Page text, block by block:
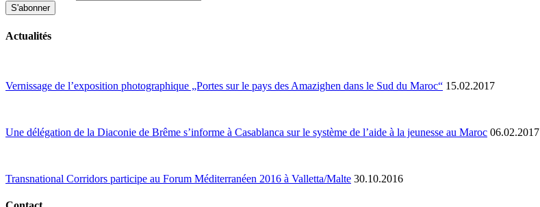
Actualités
Vernissage de l’exposition photographique „Portes sur le pays des Amazighen dans le Sud du Maroc“ 15.02.2017
Une délégation de la Diaconie de Brême s’informe à Casablanca sur le système de l’aide à la jeunesse au Maroc 06.02.2017
Transnational Corridors participe au Forum Méditerranéen 2016 à Valletta/Malte 30.10.2016